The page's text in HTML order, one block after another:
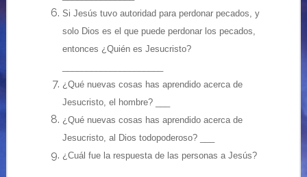
Si Jesús tuvo autoridad para perdonar pecados, y
solo Dios es el que puede perdonar los pecados,
entonces ¿Quién es Jesucristo?
¿Qué nuevas cosas has aprendido acerca de
Jesucristo, el hombre? ___
¿Qué nuevas cosas has aprendido acerca de
Jesucristo, al Dios todopoderoso? ___
¿Cuál fue la respuesta de las personas a Jesús?